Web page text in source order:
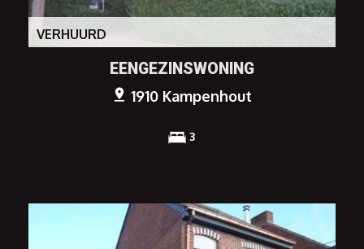
VERHUURD
EENGEZINSWONING
1910 Kampenhout
3